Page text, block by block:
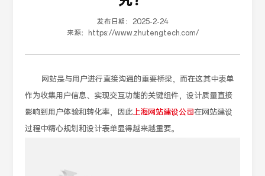
发布日期：
2025-2-24
来源：
https://www.zhutengtech.com/
网站是与用户进行直接沟通的重要桥梁，而在这其中表单
作为收集用户信息、实现交互功能的关键组件，设计质量直接
影响到用户体验和转化率，因此上海网站建设公司在网站建设
过程中精心规划和设计表单显得越来越重要。